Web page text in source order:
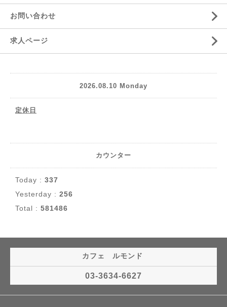
お問い合わせ
求人ページ
2026.08.10 Monday
定休日
カウンター
Today : 337
Yesterday : 256
Total : 581486
カフェ ルモンド
03-3634-6627